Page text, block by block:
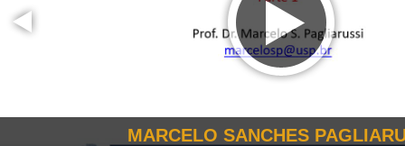
MARCELO SANCHES